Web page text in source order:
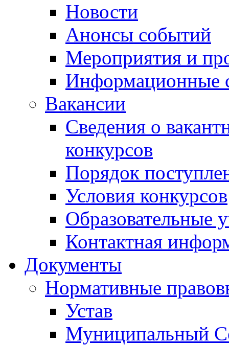
Новости
Анонсы событий
Мероприятия и
Информационные
Вакансии
Сведения о
конкурсов
Порядок
Условия конкурсов
Образовательные
Контактная
Документы
Нормативные
Устав
Муниципальный